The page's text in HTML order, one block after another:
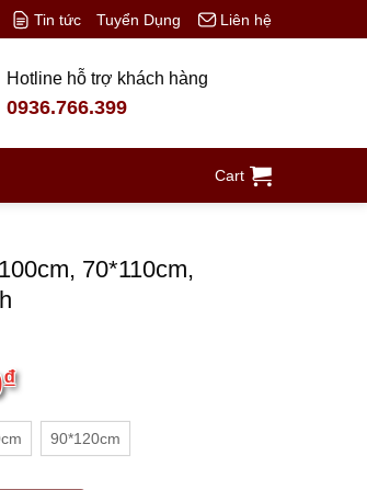
Tin tức Tuyển Dụng Liên hệ
Hotline hỗ trợ khách hàng
0936.766.399
Cart
70*110cm,
₫
90*120cm